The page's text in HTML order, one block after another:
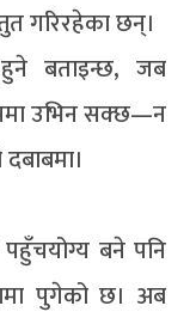
गरिरहेका छन्।
हुने बताइन्छ, जब
उभिन सक्छ—न
बने पनि
पुगेको छ। अब